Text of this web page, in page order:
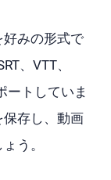
みの形式で
、VTT、
ートしていま
存し、動画
う。